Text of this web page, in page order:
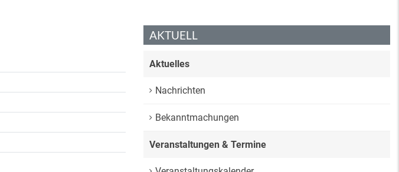
AKTUELL
Aktuelles
Nachrichten
Bekanntmachungen
Veranstaltungen & Termine